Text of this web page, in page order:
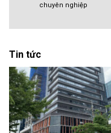
chuyên nghiệp
Tin tức